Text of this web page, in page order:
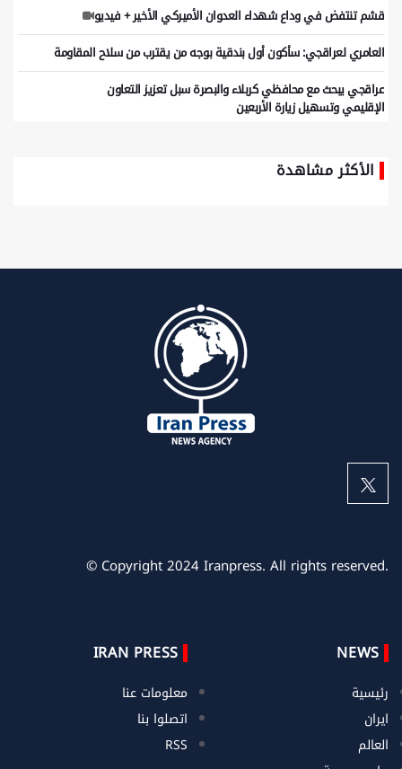
قشم تنتفض في وداع شهداء العدوان الأميركي الأخير + فيديو
العامري لعراقجي: سأكون أول بندقية بوجه من يقترب من سلاح المقاومة
عراقجي یبحث مع محافظي کربلاء والبصرة سبل تعزیز التعاون
الإقلیمي وتسهیل زیارة الأربعین
الأكثر مشاهدة
© Copyright 2024 Iranpress. All rights reserved.
NEWS
رئيسية
ايران
العالم
IRAN PRESS
معلومات عنا
اتصلوا بنا
RSS